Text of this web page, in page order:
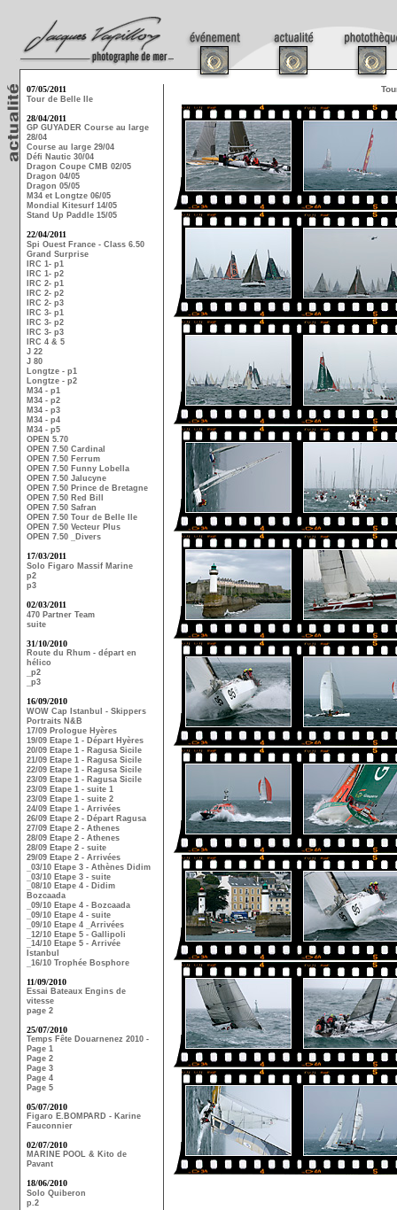
07/05/2011
Tour de Belle Ile
28/04/2011
GP GUYADER Course au large
28/04
Course au large 29/04
Défi Nautic 30/04
Dragon Coupe CMB 02/05
Dragon 04/05
Dragon 05/05
M34 et Longtze 06/05
Mondial Kitesurf 14/05
Stand Up Paddle 15/05
22/04/2011
Spi Ouest France - Class 6.50
Grand Surprise
IRC 1- p1
IRC 1- p2
IRC 2- p1
IRC 2- p2
IRC 2- p3
IRC 3- p1
IRC 3- p2
IRC 3- p3
IRC 4 & 5
J 22
J 80
Longtze - p1
Longtze - p2
M34 - p1
M34 - p2
M34 - p3
M34 - p4
M34 - p5
OPEN 5.70
OPEN 7.50 Cardinal
OPEN 7.50 Ferrum
OPEN 7.50 Funny Lobella
OPEN 7.50 Jalucyne
OPEN 7.50 Prince de Bretagne
OPEN 7.50 Red Bill
OPEN 7.50 Safran
OPEN 7.50 Tour de Belle Ile
OPEN 7.50 Vecteur Plus
OPEN 7.50 _Divers
17/03/2011
Solo Figaro Massif Marine
p2
p3
02/03/2011
470 Partner Team
suite
31/10/2010
Route du Rhum - départ en
hélico
_p2
_p3
16/09/2010
WOW Cap Istanbul - Skippers
Portraits N&B
17/09 Prologue Hyères
19/09 Etape 1 - Départ Hyères
20/09 Etape 1 - Ragusa Sicile
21/09 Etape 1 - Ragusa Sicile
22/09 Etape 1 - Ragusa Sicile
23/09 Etape 1 - Ragusa Sicile
23/09 Etape 1 - suite 1
23/09 Etape 1 - suite 2
24/09 Etape 1 - Arrivées
26/09 Etape 2 - Départ Ragusa
27/09 Etape 2 - Athenes
28/09 Etape 2 - Athenes
28/09 Etape 2 - suite
29/09 Etape 2 - Arrivées
_03/10 Etape 3 - Athènes Didim
_03/10 Etape 3 - suite
_08/10 Etape 4 - Didim
Bozcaada
_09/10 Etape 4 - Bozcaada
_09/10 Etape 4 - suite
_09/10 Etape 4 _Arrivées
_12/10 Etape 5 - Gallipoli
_14/10 Etape 5 - Arrivée
Istanbul
_16/10 Trophée Bosphore
11/09/2010
Essai Bateaux Engins de
vitesse
page 2
25/07/2010
Temps Fête Douarnenez 2010 -
Page 1
Page 2
Page 3
Page 4
Page 5
05/07/2010
Figaro E.BOMPARD - Karine
Fauconnier
02/07/2010
MARINE POOL & Kito de
Pavant
18/06/2010
Solo Quiberon
p.2